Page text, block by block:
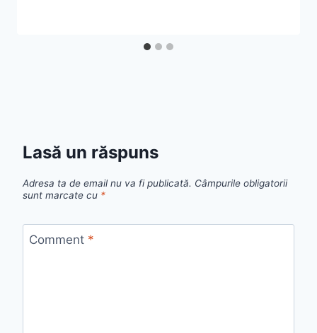
Lasă un răspuns
Adresa ta de email nu va fi publicată. Câmpurile obligatorii
sunt marcate cu *
Comment *